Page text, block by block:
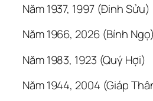
Năm 1937, 1997 (Đinh Sửu)
Năm 1966, 2026 (Bính Ngọ)
Năm 1983, 1923 (Quý Hợi)
Năm 1944, 2004 (Giáp